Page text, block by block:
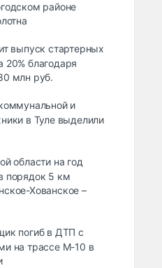
районе
выпуск стартерных
20% благодаря
млн руб.
и
в Туле выделили
области на год
порядок 5 км
Хованское –
погиб в ДТП с
на трассе М-10 в